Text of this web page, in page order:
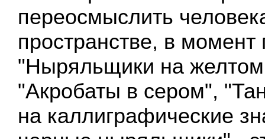
переосмыслить
пространстве, в момент
"Ныряльщики на
"Акробаты в сером",
на каллиграфические